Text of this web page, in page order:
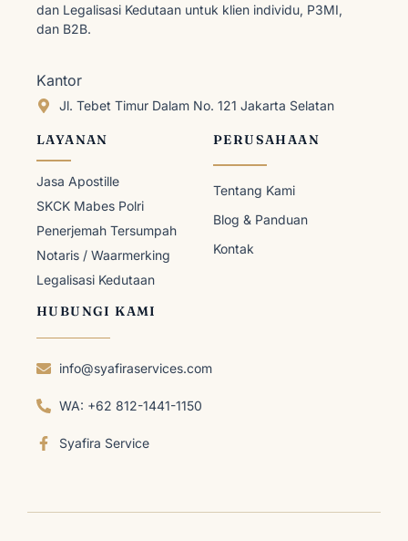
dan Legalisasi Kedutaan untuk klien individu, P3MI,
dan B2B.
Kantor
Jl. Tebet Timur Dalam No. 121 Jakarta Selatan
LAYANAN
Jasa Apostille
SKCK Mabes Polri
Penerjemah Tersumpah
Notaris / Waarmerking
Legalisasi Kedutaan
PERUSAHAAN
Tentang Kami
Blog & Panduan
Kontak
HUBUNGI KAMI
info@syafiraservices.com
WA: +62 812-1441-1150
Syafira Service